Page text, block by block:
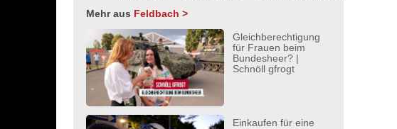
Mehr aus Feldbach >
Gleichberechtigung
für Frauen beim
Bundesheer? |
Schnöll gfrogt
Einkaufen für eine